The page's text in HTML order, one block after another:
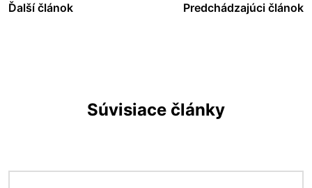
Ďalší článok Predchádzajúci článok
Súvisiace články